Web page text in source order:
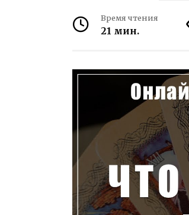
Время чтения
21 мин.